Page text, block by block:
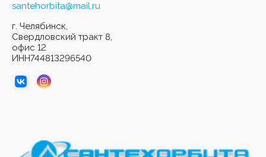
santehorbita@mail.ru
г. Челябинск,
Свердловский тракт 8,
офис 12
ИНН744813296540